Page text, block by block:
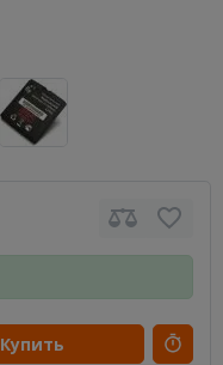
Купить